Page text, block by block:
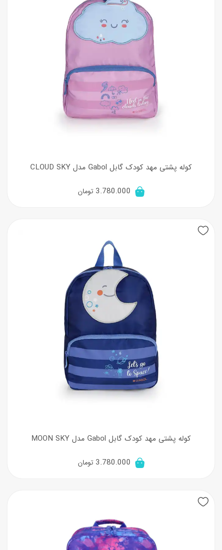
کوله پشتی مهد کودک گابل Gabol مدل CLOUD SKY
3.780.000 تومان
کوله پشتی مهد کودک گابل Gabol مدل MOON SKY
3.780.000 تومان